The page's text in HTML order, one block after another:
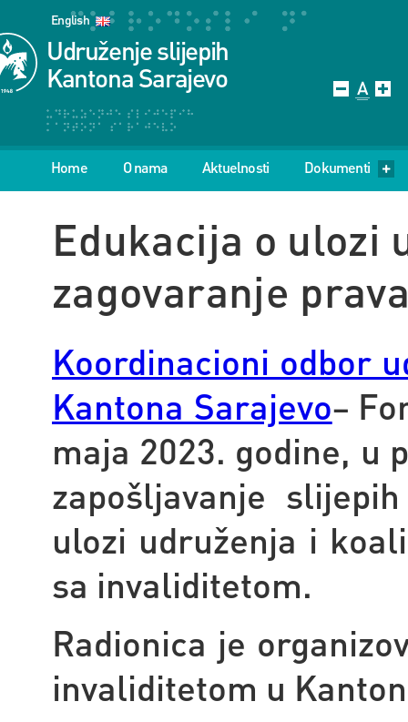
English
Udruženje slijepih
Kantona Sarajevo
Home O nama Aktuelnosti Dokumenti
Edukacija o ulozi
zagovaranje
Koordinacioni odbor
Kantona Sarajevo–
maja 2023. godine, u
zapošljavanje
ulozi udruženja i
sa invaliditetom.
Radionica je
invaliditetom u